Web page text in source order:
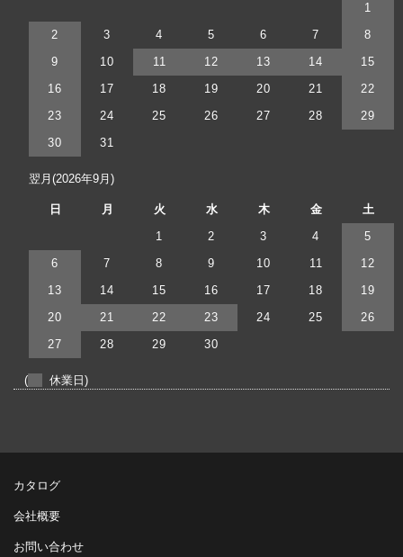
1
2
3 4 5 6 7
8
9
10 11 12 13 14
15
16
17 18 19 20 21
22
23
24 25 26 27 28
29
30
31
翌月(2026年9月)
日 月 火 水 木 金
土
1
2 3 4
5
6
7 8 9 10 11
12
13
14 15 16 17 18
19
20
21 22 23 24 25
26
27
28 29 30
( 休業日)
カタログ
会社概要
お問い合わせ